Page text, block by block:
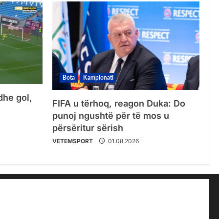
gol,
Bota Kampionati
FIFA u tërhoq, reagon Duka: Do
punoj ngushtë për të mos u
përsëritur sërish
VETEMSPORT 01.08.2026